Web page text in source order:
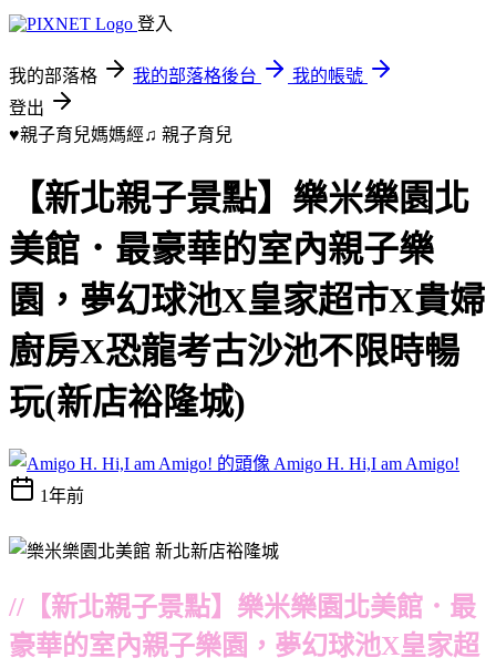
登入
我的部落格 我的部落格後台
我的帳號
登出
♥親子育兒媽媽經♫ 親子育兒
【新北親子景點】樂米樂園北
美館．最豪華的室內親子樂
園，夢幻球池X皇家超市X貴婦
廚房X恐龍考古沙池不限時暢
玩(新店裕隆城)
Amigo H. Hi,I am Amigo!
1年前
//【新北親子景點】樂米樂園北美館．最
豪華的室內親子樂園，夢幻球池X皇家超